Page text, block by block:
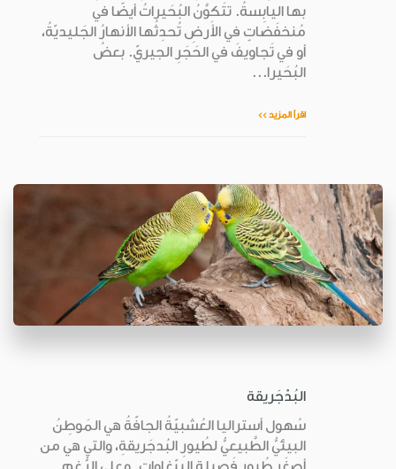
بها اليابِسةُ. تتَكوَّنُ البُحَيراتُ أيضًا في
مُنخفَضاتٍ في الأَرضِ تُحدِثُها الأنهارُ الجَليديّةُ،
أو في تَجاويفَ في الحَجَرِ الجيريّ. بعضُ
البُحَيرا...
اقرأ المزيد >>
البُدْجَريقة
سُهول أستراليا العُشبيّةُ الجافّةُ هي المَوطِنُ
البيئيُّ الطَّبيعيُّ لطُيورِ البُدجَريقةِ، والتي هي من